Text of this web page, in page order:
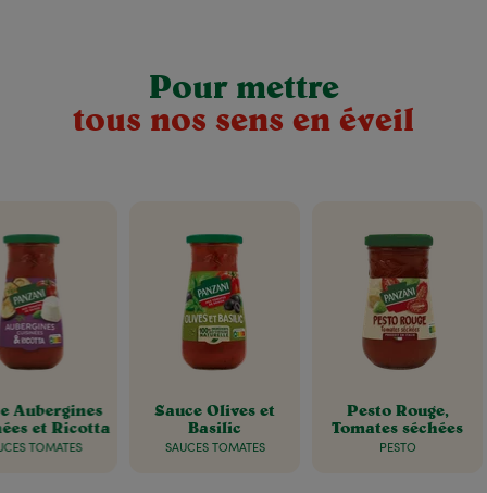
Pour mettre
tous nos sens en éveil
Aubergines
et Ricotta
TOMATES
Sauce Olives et
Basilic
SAUCES TOMATES
Pesto Rouge,
Tomates séchées
PESTO